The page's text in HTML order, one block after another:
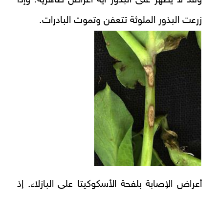
زرعت البذور الملوثة تتعفن وتموت البادرات.
أعراض الإصابة بلفحة الأسكوكيتا على البازلاء. إذ